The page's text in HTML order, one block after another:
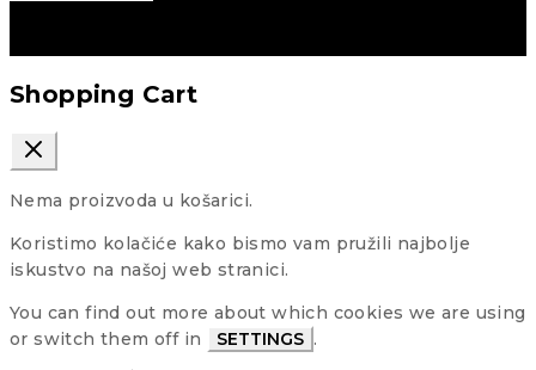
Shopping Cart
Nema proizvoda u košarici.
Koristimo kolačiće kako bismo vam pružili najbolje
iskustvo na našoj web stranici.
You can find out more about which cookies we are using
or switch them off in
SETTINGS .